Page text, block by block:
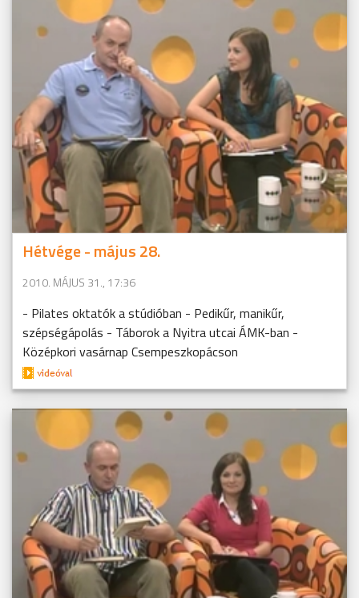
Hétvége - május 28.
2010. MÁJUS 31., 17:36
- Pilates oktatók a stúdióban - Pedikűr, manikűr,
szépségápolás - Táborok a Nyitra utcai ÁMK-ban -
Középkori vasárnap Csempeszkopácson